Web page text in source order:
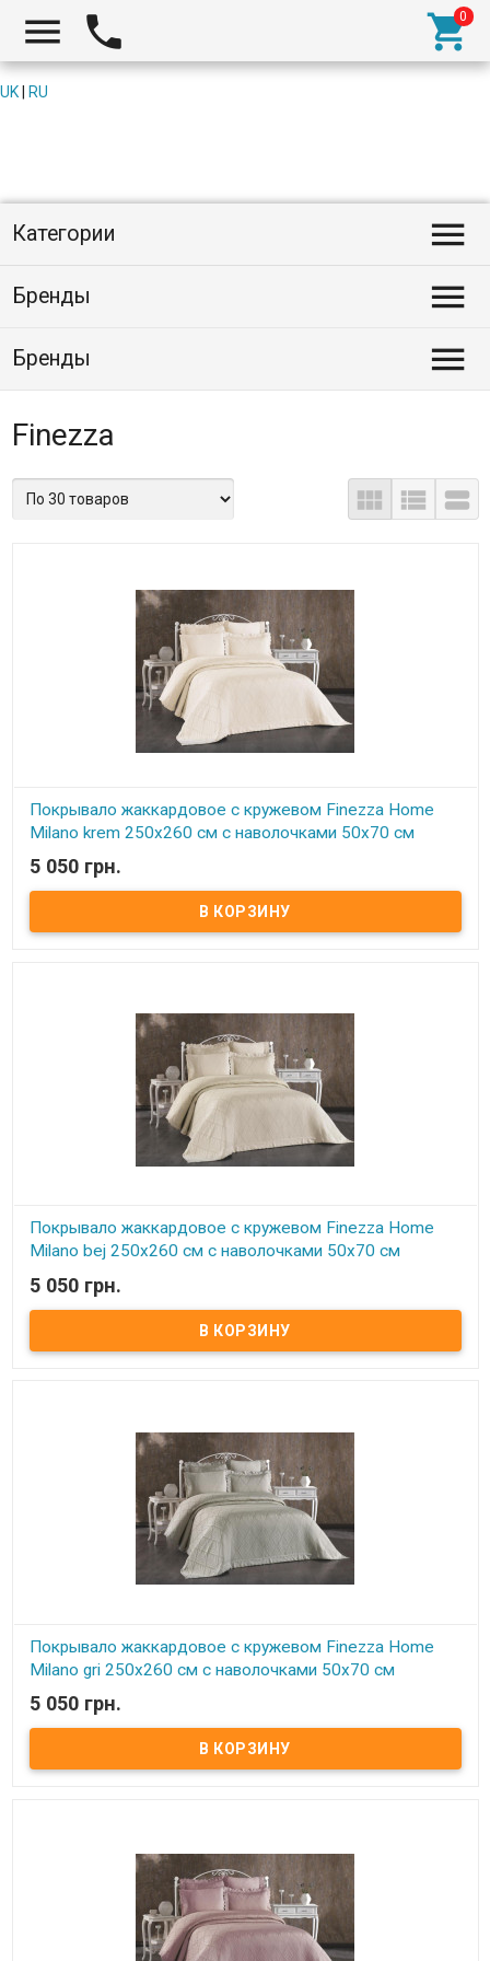
  
UK RU
Категории 
Бренды 
Бренды 
Finezza
  
Покрывало жаккардовое с кружевом Finezza Home
Milano krem 250x260 см с наволочками 50х70 см
В наличии
Покрывало жаккардовое с кружевом Finezza Home 250x260 см с
наволочками 50х70 см Размер: 250х260 см. Наволочка: 50х70 см -
2 шт Ткань: хлопок, жаккардовое плетение. Торговая марка:
5 050 грн.
Покрывало жаккардовое с кружевом Finezza Home
Milano bej 250x260 см с наволочками 50х70 см
В наличии
Покрывало жаккардовое с кружевом Finezza Home 250x260 см с
наволочками 50х70 см Размер: 250х260 см. Наволочка: 50х70 см -
2 шт Ткань: хлопок, жаккардовое плетение. Торговая марка:
5 050 грн.
Покрывало жаккардовое с кружевом Finezza Home
Milano gri 250x260 см с наволочками 50х70 см
В наличии
Покрывало жаккардовое с кружевом Finezza Home 250x260 см с
наволочками 50х70 см Размер: 250х260 см. Наволочка: 50х70 см -
2 шт Ткань: хлопок, жаккардовое плетение. Торговая марка:
5 050 грн.